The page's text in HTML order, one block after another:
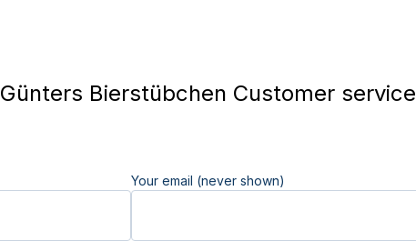
Günters Bierstübchen Customer service
Your email (never shown)